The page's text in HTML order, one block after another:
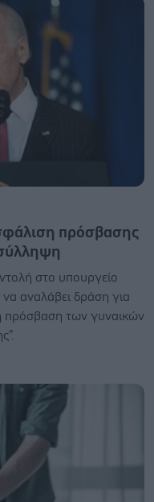
πρόσβασης
στο υπουργείο
αναλάβει δράση για
πρόσβαση των γυναικών